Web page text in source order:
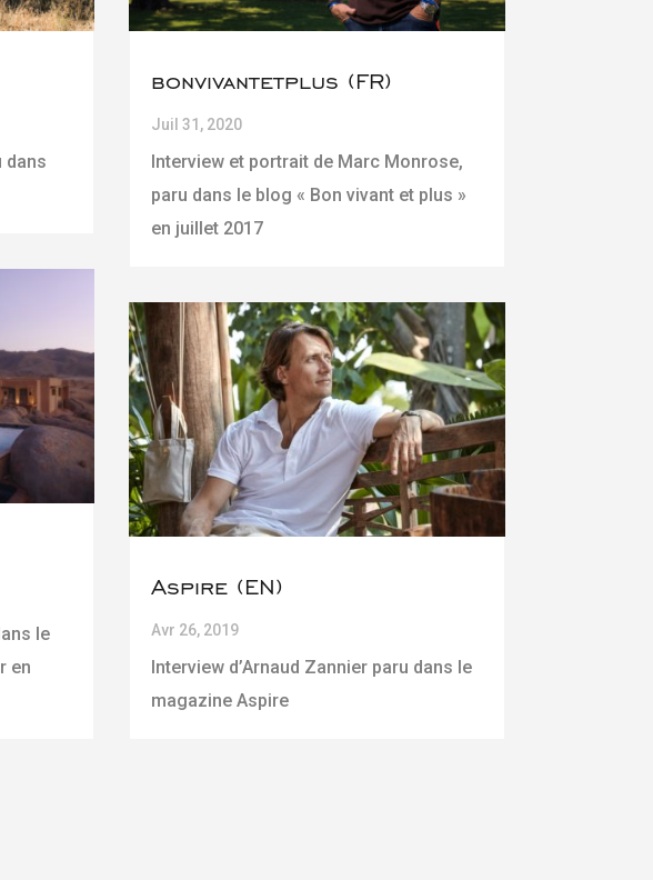
dans
le
en
bonvivantetplus (FR)
Juil 31, 2020
Interview et portrait de Marc Monrose,
paru dans le blog « Bon vivant et plus »
en juillet 2017
Aspire (EN)
Avr 26, 2019
Interview d’Arnaud Zannier paru dans le
magazine Aspire